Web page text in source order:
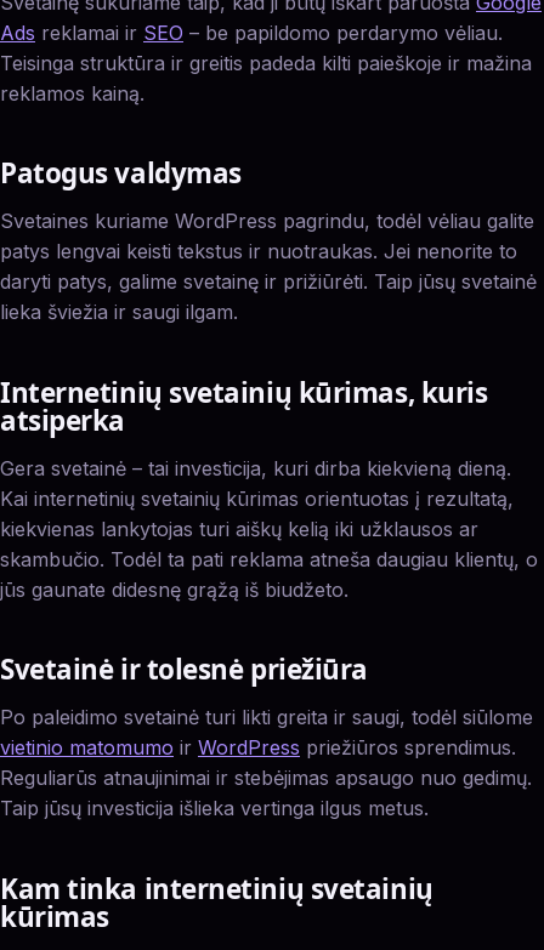
Ads reklamai ir SEO – be papildomo perdarymo vėliau.
Teisinga struktūra ir greitis padeda kilti paieškoje ir mažina
reklamos kainą.
Patogus valdymas
Svetaines kuriame WordPress pagrindu, todėl vėliau galite
patys lengvai keisti tekstus ir nuotraukas. Jei nenorite to
daryti patys, galime svetainę ir prižiūrėti. Taip jūsų svetainė
lieka šviežia ir saugi ilgam.
Internetinių svetainių kūrimas, kuris
atsiperka
Gera svetainė – tai investicija, kuri dirba kiekvieną dieną.
Kai internetinių svetainių kūrimas orientuotas į rezultatą,
kiekvienas lankytojas turi aiškų kelią iki užklausos ar
skambučio. Todėl ta pati reklama atneša daugiau klientų, o
jūs gaunate didesnę grąžą iš biudžeto.
Svetainė ir tolesnė priežiūra
Po paleidimo svetainė turi likti greita ir saugi, todėl siūlome
vietinio matomumo ir WordPress priežiūros sprendimus.
Reguliarūs atnaujinimai ir stebėjimas apsaugo nuo gedimų.
Taip jūsų investicija išlieka vertinga ilgus metus.
Kam tinka internetinių svetainių
kūrimas